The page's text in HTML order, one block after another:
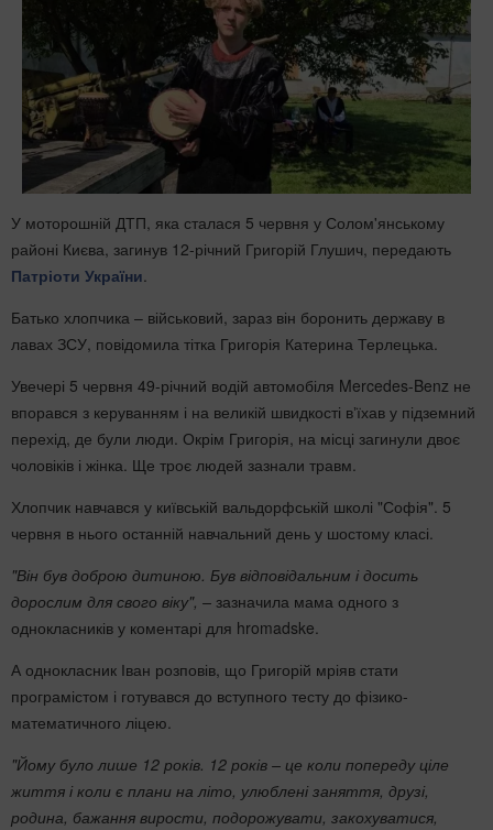
У моторошній ДТП, яка сталася 5 червня у Солом'янському
районі Києва, загинув 12-річний Григорій Глушич, передають
Патріоти України.
Батько хлопчика – військовий, зараз він боронить державу в
лавах ЗСУ, повідомила тітка Григорія Катерина Терлецька.
Увечері 5 червня 49-річний водій автомобіля Mercedes-Benz не
впорався з керуванням і на великій швидкості вʼїхав у підземний
перехід, де були люди. Окрім Григорія, на місці загинули двоє
чоловіків і жінка. Ще троє людей зазнали травм.
Хлопчик навчався у київській вальдорфській школі "Софія". 5
червня в нього останній навчальний день у шостому класі.
"Він був доброю дитиною. Був відповідальним і досить
дорослим для свого віку", – зазначила мама одного з
однокласників у коментарі для hromadske.
А однокласник Іван розповів, що Григорій мріяв стати
програмістом і готувався до вступного тесту до фізико-
математичного ліцею.
"Йому було лише 12 років. 12 років – це коли попереду ціле
життя і коли є плани на літо, улюблені заняття, друзі,
родина, бажання вирости, подорожувати, закохуватися,